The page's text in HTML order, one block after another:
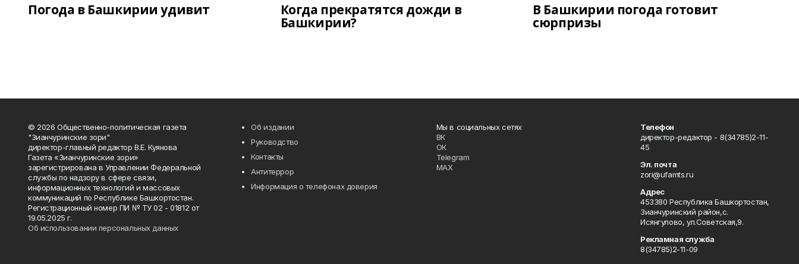
Погода в Башкирии удивит Когда прекратятся дожди в
Башкирии?
В Башкирии погода готовит
сюрпризы
© 2026 Общественно-политическая газета
"Зианчуринские зори"
директор-главный редактор В.Е. Куянова
Газета «Зианчуринские зори»
зарегистрирована в Управлении Федеральной
службы по надзору в сфере связи,
информационных технологий и массовых
коммуникаций по Республике Башкортостан.
Регистрационный номер ПИ № ТУ 02 - 01812 от
19.05.2025 г.
Об использовании персональных данных
Об издании
Руководство
Контакты
Антитеррор
Информация о телефонах доверия
Мы в социальных сетях
ВК
ОК
Telegram
MAX
Телефон
директор-редактор - 8(34785)2-11-
45
Эл. почта
zori@ufamts.ru
Адрес
453380 Республика Башкортостан,
Зианчуринский район,с.
Исянгулово, ул.Советская,9.
Рекламная служба
8(34785)2-11-09